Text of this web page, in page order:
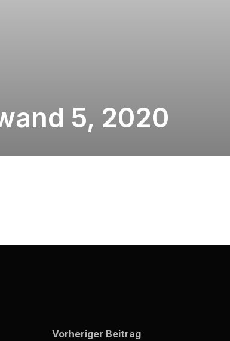
5, 2020
Vorheriger Beitrag